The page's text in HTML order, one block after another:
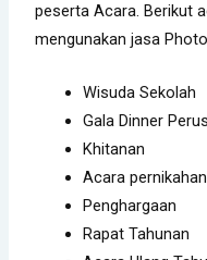
peserta Acara. Berikut
mengunakan jasa
Wisuda Sekolah
Gala Dinner
Khitanan
Acara
Penghargaan
Rapat Tahunan